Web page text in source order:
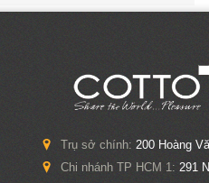
Trụ sở chính: 200 Hoàng
Chi nhánh TP HCM 1: 291